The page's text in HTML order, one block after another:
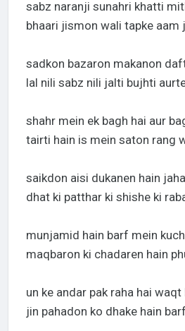
sabz naranji sunahri khatti
bhaari jismon wali tapke aam
sadkon bazaron makanon
lal nili sabz nili jalti bujhti
shahr mein ek bagh hai aur
tairti hain is mein saton rang
saikdon aisi dukanen hain
dhat ki patthar ki shishe ki
munjamid hain barf mein
maqbaron ki chadaren hain
un ke andar pak raha hai
jin pahadon ko dhake hain